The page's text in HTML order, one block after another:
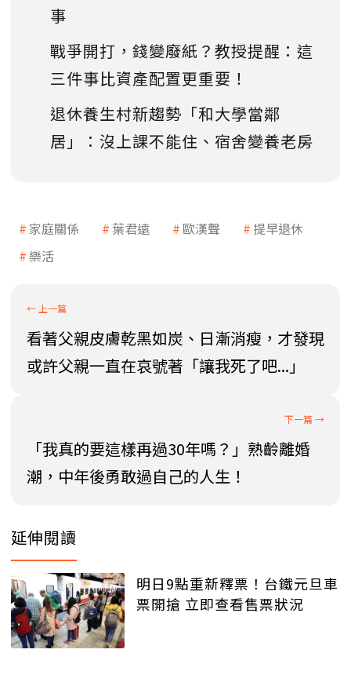
事
戰爭開打，錢變廢紙？教授提醒：這
三件事比資產配置更重要！
退休養生村新趨勢「和大學當鄰
居」：沒上課不能住、宿舍變養老房
家庭關係 葉君遠 歐漢聲
提早退休
樂活
看著父親皮膚乾黑如炭、日漸消瘦，才發現
或許父親一直在哀號著「讓我死了吧...」
「我真的要這樣再過30年嗎？」熟齡離婚
潮，中年後勇敢過自己的人生！
延伸閱讀
明日9點重新釋票！台鐵元旦車
票開搶 立即查看售票狀況